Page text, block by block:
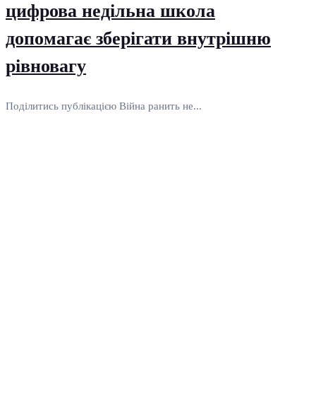
цифрова недільна школа
допомагає зберігати внутрішню
рівновагу
Поділитись публікацією Війна ранить не...